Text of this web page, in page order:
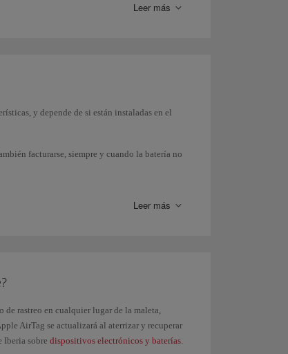
Leer más
y depende de si están instaladas en el
facturarse, siempre y cuando la batería no
a accionarlo y tomar medidas para asegurar
para cada batería.
Leer más
rastreo en cualquier lugar de la maleta,
AirTag se actualizará al aterrizar y recuperar
Iberia sobre dispositivos electrónicos y baterías.